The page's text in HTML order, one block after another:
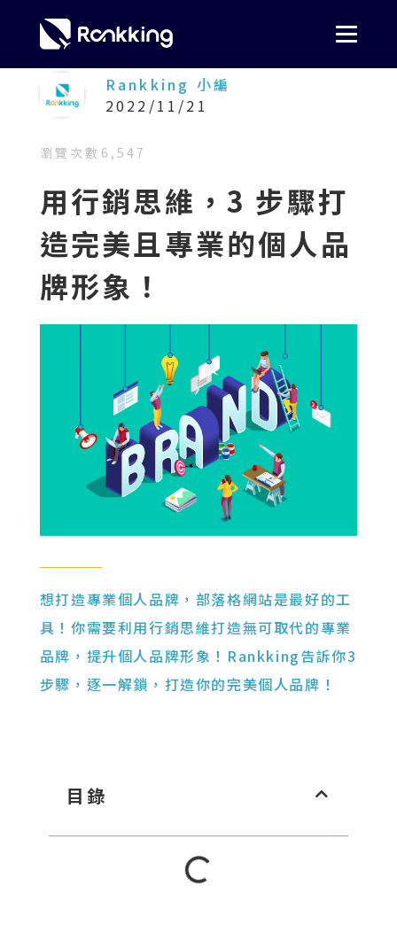
Rankking 小編
2022/11/21
瀏覽次數 6,547
用行銷思維，3 步驟打
造完美且專業的個人品
牌形象！
想打造專業個人品牌，部落格網站是最好的工
具！你需要利用行銷思維打造無可取代的專業
品牌，提升個人品牌形象！Rankking告訴你3
步驟，逐一解鎖，打造你的完美個人品牌！
目錄